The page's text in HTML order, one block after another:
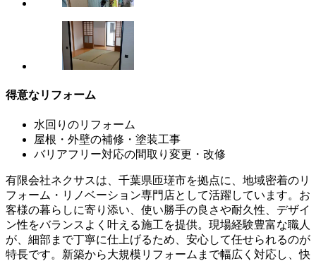
得意なリフォーム
水回りのリフォーム
屋根・外壁の補修・塗装工事
バリアフリー対応の間取り変更・改修
有限会社ネクサスは、千葉県匝瑳市を拠点に、地域密着のリ
フォーム・リノベーション専門店として活躍しています。お
客様の暮らしに寄り添い、使い勝手の良さや耐久性、デザイ
ン性をバランスよく叶える施工を提供。現場経験豊富な職人
が、細部まで丁寧に仕上げるため、安心して任せられるのが
特長です。新築から大規模リフォームまで幅広く対応し、快